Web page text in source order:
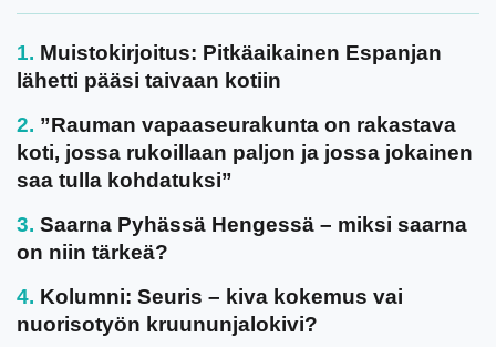
Muistokirjoitus: Pitkäaikainen Espanjan
lähetti pääsi taivaan kotiin
”Rauman vapaaseurakunta on rakastava
koti, jossa rukoillaan paljon ja jossa jokainen
saa tulla kohdatuksi”
Saarna Pyhässä Hengessä – miksi saarna
on niin tärkeä?
Kolumni: Seuris – kiva kokemus vai
nuorisotyön kruununjalokivi?